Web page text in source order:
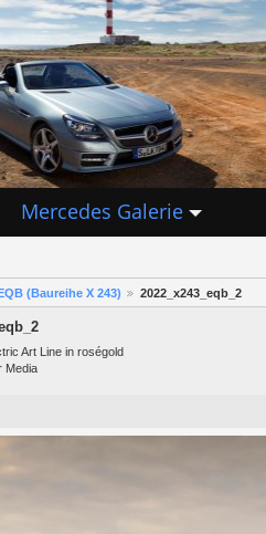
Mercedes Galerie
(Baureihe X 243) 2022_x243_eqb_2
Art Line in roségold
Media